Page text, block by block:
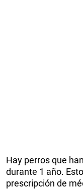
Hay perros que
durante 1 año.
prescripción de